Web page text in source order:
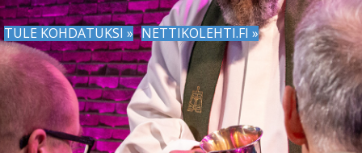
TULE KOHDATUKSI » NETTIKOLEHTI.FI »